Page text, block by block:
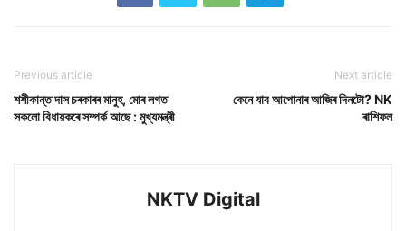
Previous article
শশীকান্ত দাস চৰকাৰৰ মানুহ, মোৰ লগত
সকলো বিধায়কৰে সম্পৰ্ক আছে : মুখ্যমন্ত্ৰী
Next article
কেনে যাব আপোনাৰ আজিৰ দিনটো? NK
ৰাশিফল
NKTV Digital